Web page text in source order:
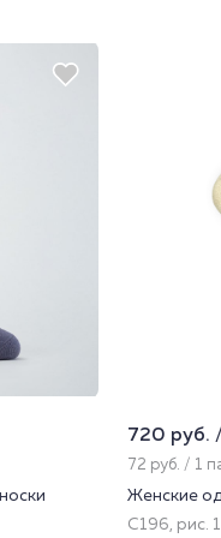
720 руб.
72 руб. / 1
Женские
С196, рис. 1